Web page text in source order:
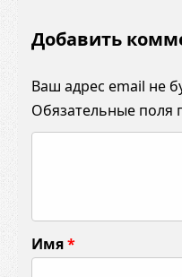
Добавить
Ваш адрес email не
Обязательные поля
м
е
Имя*